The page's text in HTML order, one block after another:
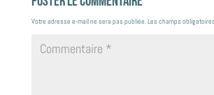
Votre adresse e-mail ne sera pas publiée.Les champs